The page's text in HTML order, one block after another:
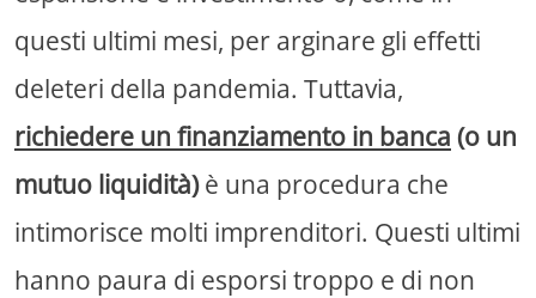
questi ultimi mesi, per arginare gli effetti
deleteri della pandemia. Tuttavia,
richiedere un finanziamento in banca (o un
mutuo liquidità)è una procedura che
intimorisce molti imprenditori. Questi ultimi
hanno paura di esporsi troppo e di non